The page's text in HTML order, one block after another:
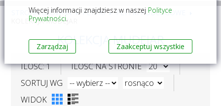
STRONA GŁÓWNA PŁYTKI
PŁYTKI PODŁOGOWE
KOLEKCJA MUDEJAR
KOLEKCJA MUDEJAR
ILOŚĆ: 1
ILOŚĆ NA STRONIE
SORTUJ WG
WIDOK
Więcej informacji znajdziesz w naszej Polityce
Prywatności.
Zarządzaj Zaakceptuj wszystkie